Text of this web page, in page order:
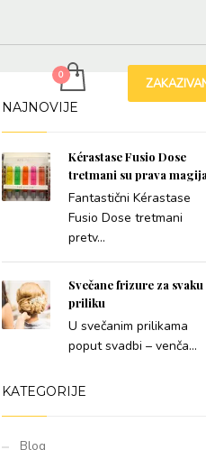
NAJNOVIJE
Kérastase Fusio Dose
tretmani su prava magija
Fantastični Kérastase
Fusio Dose tretmani
pretv...
Svečane frizure za svaku
priliku
U svečanim prilikama
poput svadbi – venča...
KATEGORIJE
Blog